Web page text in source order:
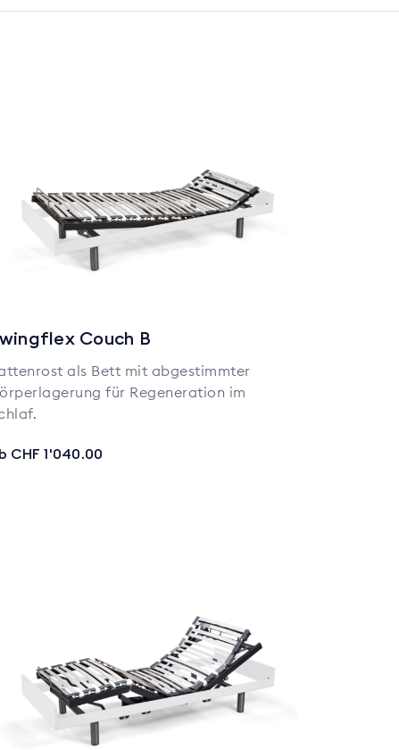
Couch B
als Bett mit abgestimmter
für Regeneration im
CHF 1'040.00